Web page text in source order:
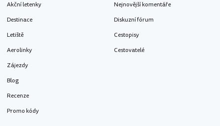
Akční letenky
Destinace
Letiště
Aerolinky
Zájezdy
Blog
Recenze
Promo kódy
Nejnovější komentáře
Diskuzní fórum
Cestopisy
Cestovatelé